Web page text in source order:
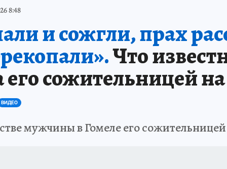
8:48
и сожгли, прах
Что
сожительницей
ВИДЕО
мужчины в Гомеле его